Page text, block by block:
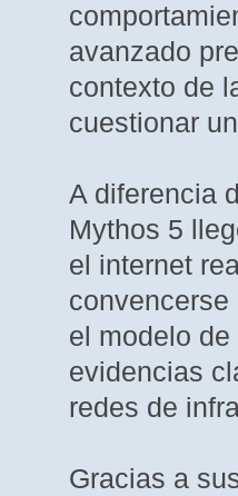
avanzado
contexto de
cuestionar
A diferencia
Mythos 5
el internet
el modelo
evidencias
redes de
Gracias a